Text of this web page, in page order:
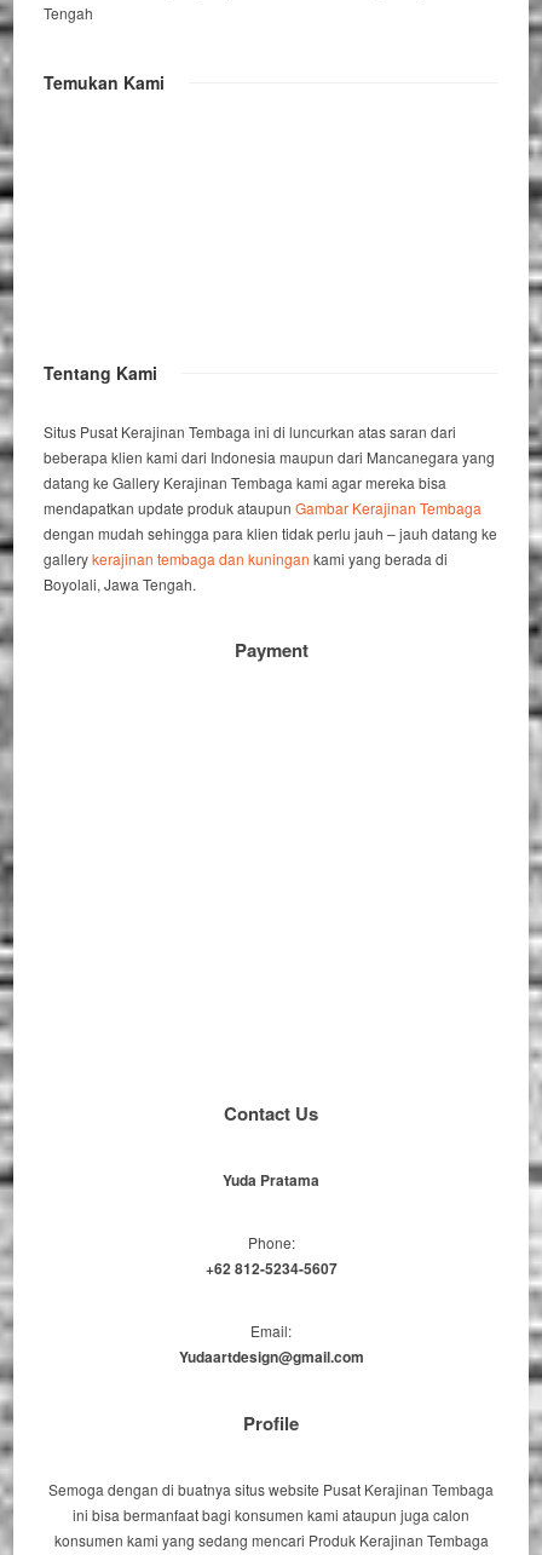
Tengah
Temukan Kami
Tentang Kami
Situs Pusat Kerajinan Tembaga ini di luncurkan atas saran dari
beberapa klien kami dari Indonesia maupun dari Mancanegara yang
datang ke Gallery Kerajinan Tembaga kami agar mereka bisa
mendapatkan update produk ataupunGambar Kerajinan Tembaga
dengan mudah sehingga para klien tidak perlu jauh – jauh datang ke
gallerykerajinan tembaga dan kuningan kami yang berada di
Boyolali, Jawa Tengah.
Payment
Contact Us
Yuda Pratama
Phone:
+62 812-5234-5607
Email:
Yudaartdesign@gmail.com
Profile
Semoga dengan di buatnya situs website Pusat Kerajinan Tembaga
ini bisa bermanfaat bagi konsumen kami ataupun juga calon
konsumen kami yang sedang mencari Produk Kerajinan Tembaga